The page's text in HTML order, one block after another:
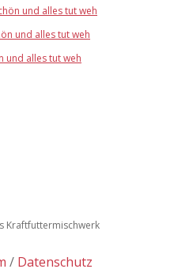
und alles tut weh
und alles tut weh
und alles tut weh
Kraftfuttermischwerk
Datenschutz